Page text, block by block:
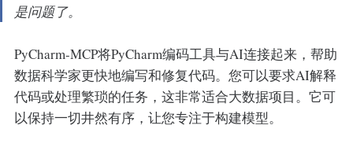
是问题了。
PyCharm-MCP将PyCharm编码工具与AI连接起来，帮助
数据科学家更快地编写和修复代码。您可以要求AI解释
代码或处理繁琐的任务，这非常适合大数据项目。它可
以保持一切井然有序，让您专注于构建模型。